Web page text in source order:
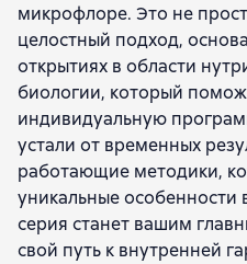
микрофлоре. Это не
целостный подход,
открытиях в области
биологии, который
индивидуальную
устали от временных
работающие методики,
уникальные особенности
серия станет вашим
свой путь к внутренней